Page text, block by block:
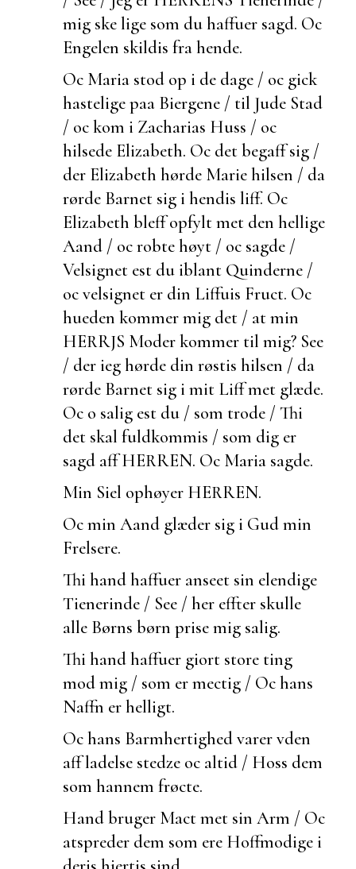
mig ske lige som du haffuer sagd. Oc
Engelen skildis fra hende.
Oc Maria stod op i de dage / oc gick
hastelige paa Biergene / til Jude Stad
/ oc kom i Zacharias Huss / oc
hilsede Elizabeth. Oc detbegaff sig /
der Elizabeth hørde Marie hilsen / da
rørde Barnet sig i hendis liff. Oc
Elizabeth bleff opfylt met den hellige
Aand / oc robte høyt / oc sagde /
Velsignet est du iblant Quinderne /
oc velsignet er din Liffuis Fruct. Oc
hueden kommer mig det / at min
HERRJS Moder kommer til mig? See
/ der ieg hørde din røstis hilsen / da
rørde Barnet sig i mit Liff met glæde.
Oc o salig est du / som trode / Thi
det skal fuldkommis / som dig er
sagd aff HERREN. Oc Maria sagde.
Min Siel ophøyer HERREN.
Oc min Aand glæder sig i Gud min
Frelsere.
Thi hand haffuer anseet sin elendige
Tienerinde / See / her effter skulle
alle Børns børn prise mig salig.
Thi hand haffuer giort store ting
mod mig / som er mectig / Oc hans
Naffn er helligt.
Oc hans Barmhertighed varer vden
aff ladelse stedze oc altid / Hoss dem
som hannem frøcte.
Hand bruger Mact met sin Arm / Oc
atspreder dem som ere Hoffmodige i